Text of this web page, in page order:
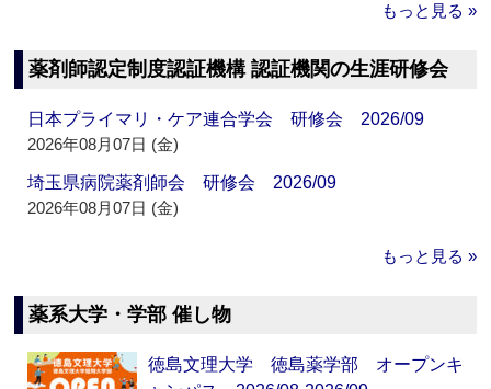
もっと見る »
薬剤師認定制度認証機構 認証機関の生涯研修会
日本プライマリ・ケア連合学会 研修会 2026/09
2026年08月07日 (金)
埼玉県病院薬剤師会 研修会 2026/09
2026年08月07日 (金)
もっと見る »
薬系大学・学部 催し物
徳島文理大学 徳島薬学部 オープンキ